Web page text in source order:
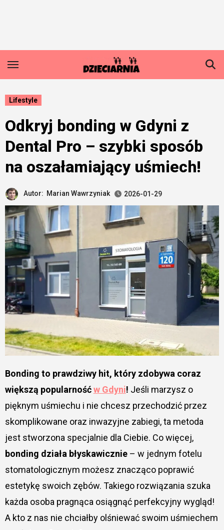
Lifestyle
Odkryj bonding w Gdyni z
Dental Pro – szybki sposób
na oszałamiający uśmiech!
Autor: Marian Wawrzyniak 2026-01-29
Bonding to prawdziwy hit, który zdobywa coraz
większą popularnośćw Gdyni! Jeśli marzysz o
pięknym uśmiechu i nie chcesz przechodzić przez
skomplikowane oraz inwazyjne zabiegi, ta metoda
jest stworzona specjalnie dla Ciebie. Co więcej,
bonding działa błyskawicznie– w jednym fotelu
stomatologicznym możesz znacząco poprawić
estetykę swoich zębów. Takiego rozwiązania szuka
każda osoba pragnąca osiągnąć perfekcyjny wygląd!
A kto z nas nie chciałby olśniewać swoim uśmiechem